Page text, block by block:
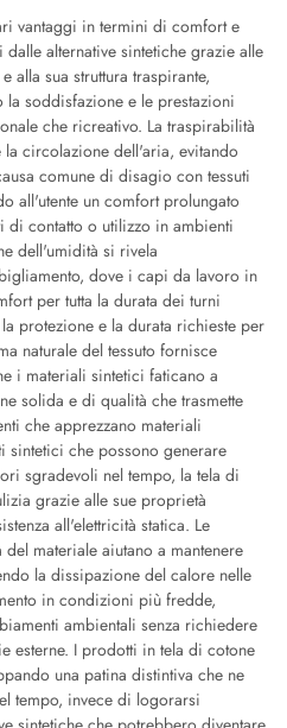
vantaggi in termini di comfort e
alternative sintetiche grazie alle
alla sua struttura traspirante,
soddisfazione e le prestazioni
che ricreativo. La traspirabilità
la circolazione dell'aria, evitando
comune di disagio con tessuti
all'utente un comfort prolungato
contatto o utilizzo in ambienti
dell'umidità si rivela
dove i capi da lavoro in
per tutta la durata dei turni
protezione e la durata richieste per
naturale del tessuto fornisce
i materiali sintetici faticano a
solida e di qualità che trasmette
che apprezzano materiali
sintetici che possono generare
sgradevoli nel tempo, la tela di
grazie alle sue proprietà
all'elettricità statica. Le
materiale aiutano a mantenere
la dissipazione del calore nelle
in condizioni più fredde,
ambientali senza richiedere
esterne. I prodotti in tela di cotone
una patina distintiva che ne
tempo, invece di logorarsi